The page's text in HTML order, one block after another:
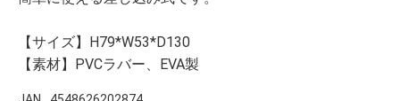
【サイズ】H79*W53*D130
【素材】PVCラバー、EVA製